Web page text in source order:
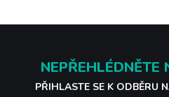
NEPŘEHLÉDNĚTE
PŘIHLASTE SE K ODBĚRU